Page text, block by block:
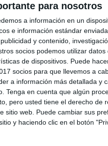
para nosotros
a información en un
e información estándar
y contenido,
socios podemos utilizar datos
de dispositivos. Puede
socios para que llevemos a
a información más detallada y
Tenga en cuenta que algún
pero usted tiene el derecho de
sitio web. Puede cambiar sus
y haciendo clic en el botón
e
Thinking. El
para
de forma
CCSS,2º
diferencial,
secundaria,ESO,
,integrales,